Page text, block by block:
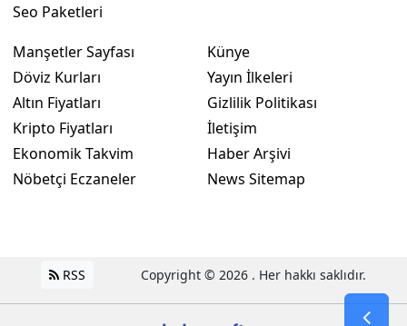
Seo Paketleri
Manşetler Sayfası
Döviz Kurları
Altın Fiyatları
Kripto Fiyatları
Ekonomik Takvim
Nöbetçi Eczaneler
Künye
Yayın İlkeleri
Gizlilik Politikası
İletişim
Haber Arşivi
News Sitemap
RSS Copyright © 2026 . Her hakkı saklıdır.